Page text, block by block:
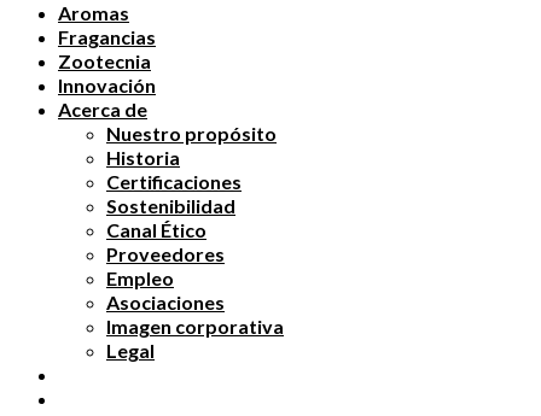
Aromas
Fragancias
Zootecnia
Innovación
Acerca de
Nuestro propósito
Historia
Certificaciones
Sostenibilidad
Canal Ético
Proveedores
Empleo
Asociaciones
Imagen corporativa
Legal